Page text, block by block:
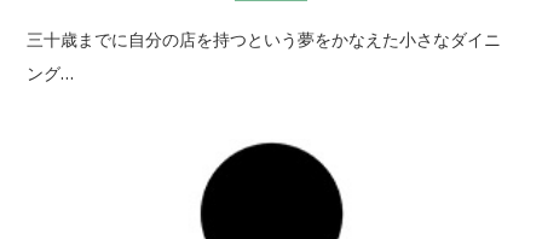
三十歳までに自分の店を持つという夢をかなえた小さなダイニ
ング…